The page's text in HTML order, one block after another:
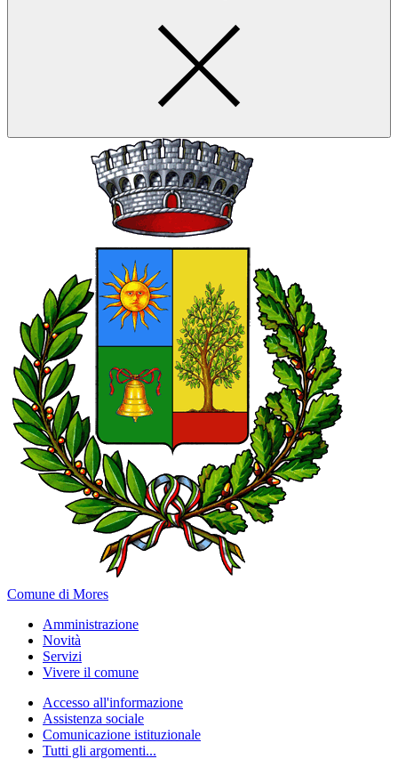
Comune di Mores
Amministrazione
Novità
Servizi
Vivere il comune
Accesso all'informazione
Assistenza sociale
Comunicazione istituzionale
Tutti gli argomenti...